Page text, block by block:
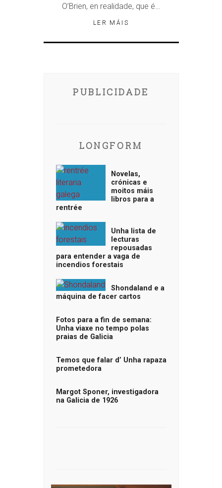
O’Brien, en realidade, que é…
LER MÁIS
PUBLICIDADE
LONGFORM
Novelas,
crónicas e
moitos máis
libros para a
rentrée
Unha lista de
lecturas
repousadas
para entender a vaga de
incendios forestais
Shondaland e a
máquina de facer cartos
Fotos para a fin de semana:
Unha viaxe no tempo polas
praias de Galicia
Temos que falar d’ Unha rapaza
prometedora
Margot Sponer, investigadora
na Galicia de 1926